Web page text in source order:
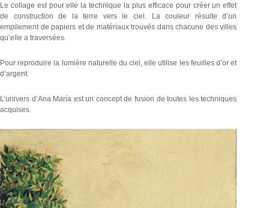
Le collage est pour elle la technique la plus efficace pour créer un effet
de construction de la terre vers le ciel. La couleur résulte d’un
empilement de papiers et de matériaux trouvés dans chacune des villes
qu’elle a traversées.
Pour reproduire la lumière naturelle du ciel, elle utilise les feuilles d’or et
d’argent.
L’univers d’Ana María est un concept de fusion de toutes les techniques
acquises.